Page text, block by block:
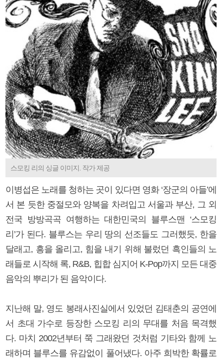
스모킹 리의 싱글 이미지. 작가 제공
이병섭은 노래를 청하는 곳이 있다면 영화 ‘장군의 아들’에
서 본 듯한 중절모와 양복을 차려입고 서울과 부산, 그 외
전국 방방곡곡 여행하는 대한민국의 블루스맨 ‘스모킹
리’가 된다. 블루스는 우리 땅의 선조들도 그러했듯, 한을
달래고, 흥을 올리고, 힘을 내기 위해 불렀던 흑인들의 노
래들로 시작해 록, R&B, 힙합 심지어 K-Pop까지 모든 대중
음악의 뿌리가 된 음악이다.
지난해 말, 영도 봉래사진실에서 있었던 김태춘의 공연에
서 초대 가수로 등장한 스모킹 리의 무대를 처음 목격했
다. 마치 2002년부터 쭉 그래왔던 것처럼 기타와 함께 노
래하며 블루스를 유감없이 풀어냈다. 아주 희박한 확률로